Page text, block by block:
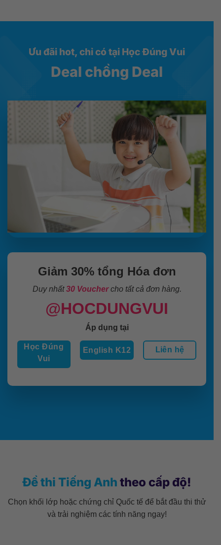
Ưu đãi hot, chỉ có tại Học Đúng Vui
Deal chồng Deal
Giảm 30% tổng Hóa đơn
Duy nhất30 Vouchercho tất cả đơn hàng.
@HOCDUNGVUI
Áp dụng tại
Học Đúng
Vui
English K12 Liên hệ
Đề thi Tiếng Anh theo cấp độ!
Chọn khối lớp hoặc chứng chỉ Quốc tế để bắt đầu thi thử
và trải nghiệm các tính năng ngay!